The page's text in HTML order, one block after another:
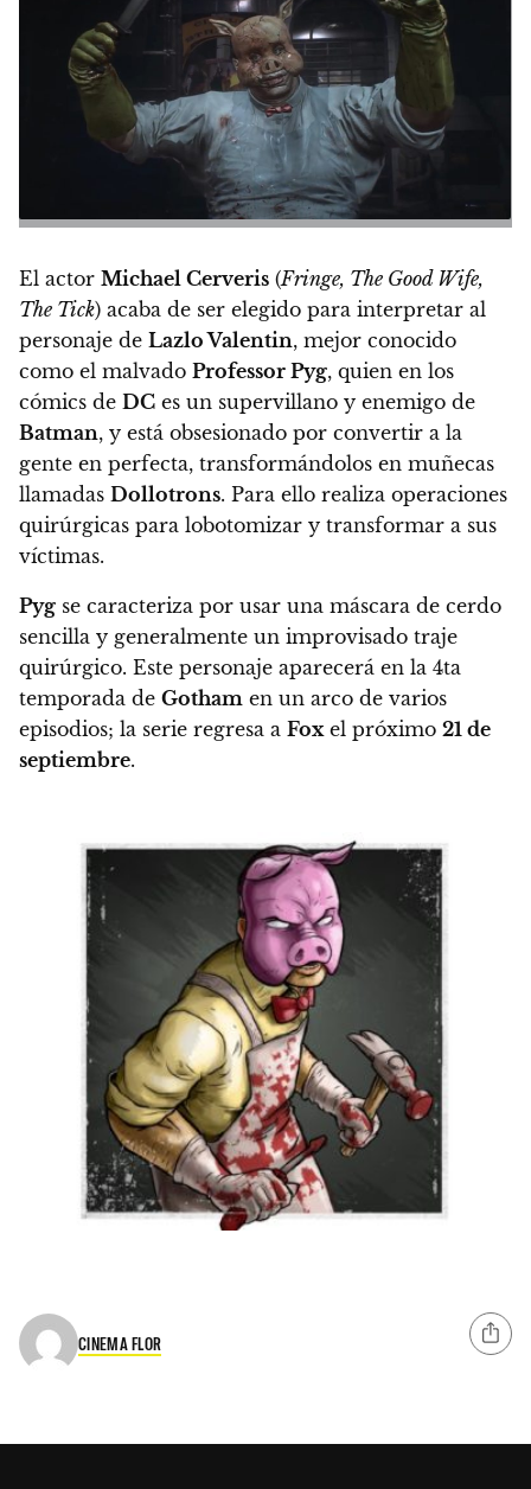
El actor Michael Cerveris (Fringe, The Good Wife,
The Tick) acaba de ser elegido para interpretar al
personaje de Lazlo Valentin, mejor conocido
como el malvado Professor Pyg, quien en los
cómics de DC es un supervillano y enemigo de
Batman, y está obsesionado por convertir a la
gente en perfecta, transformándolos en muñecas
llamadas Dollotrons. Para ello realiza operaciones
quirúrgicas para lobotomizar y transformar a sus
víctimas.
Pyg se caracteriza por usar una máscara de cerdo
sencilla y generalmente un improvisado traje
quirúrgico. Este personaje aparecerá en la 4ta
temporada de Gotham en un arco de varios
episodios; la serie regresa a Foxel próximo 21 de
septiembre.
CINEMA FLOR